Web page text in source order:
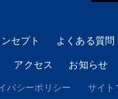
セプト よくある質問
アクセス お知らせ
バシーポリシー サイト